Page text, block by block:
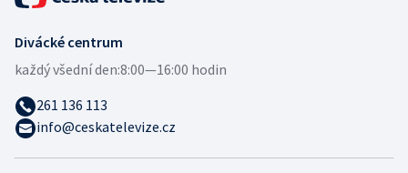
Divácké centrum
každý všední den:8:00—16:00 hodin
261 136 113
info@ceskatelevize.cz